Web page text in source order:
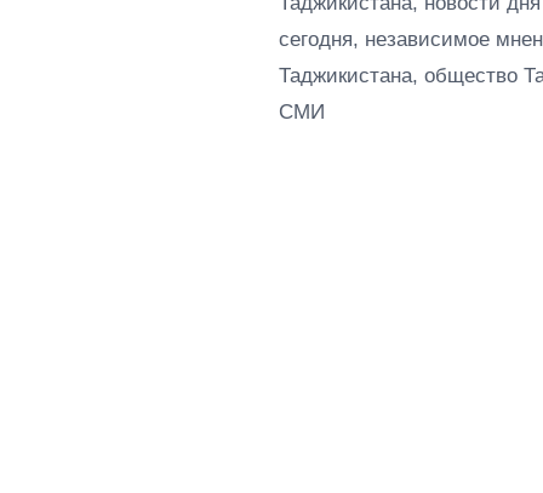
сегодня, независимое
Таджикистана, общество
СМИ